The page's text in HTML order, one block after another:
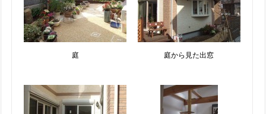
庭 庭から見た出窓